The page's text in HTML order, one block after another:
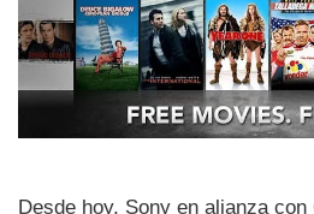
Desde hoy, Sony en alianza